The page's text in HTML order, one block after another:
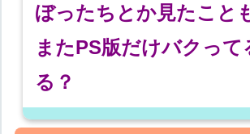
ぼったちとか見たこと
またPS版だけバクって
る？